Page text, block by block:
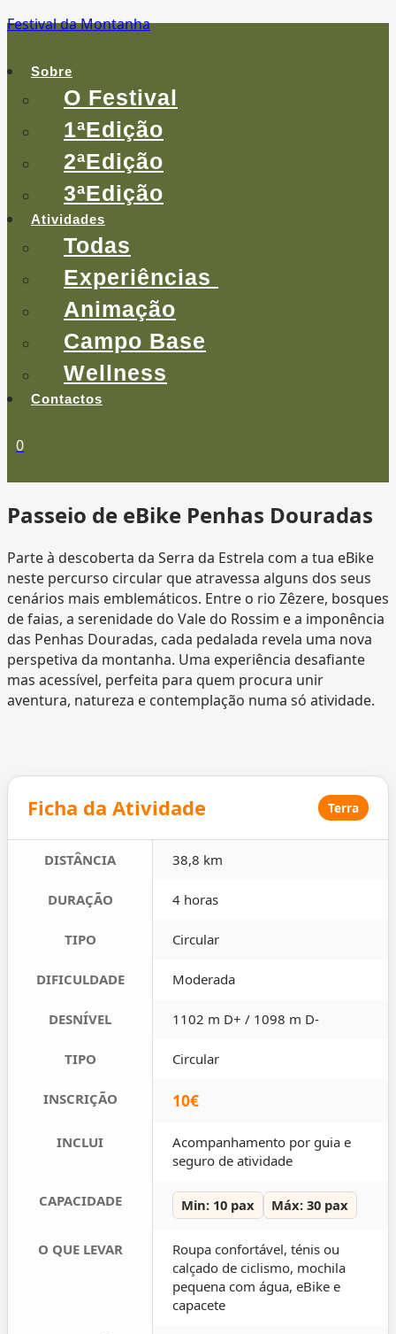
Festival da Montanha
MenuSobre
O Festival
1ªEdição
2ªEdição
3ªEdição
Atividades
Todas
Experiências
Animação
Campo Base
Wellness
Contactos
0
Passeio de eBike Penhas Douradas
Parte à descoberta da Serra da Estrela com a tua eBike
neste percurso circular que atravessa alguns dos seus
cenários mais emblemáticos. Entre o rio Zêzere, bosques
de faias, a serenidade do Vale do Rossim e a imponência
das Penhas Douradas, cada pedalada revela uma nova
perspetiva da montanha. Uma experiência desafiante
mas acessível, perfeita para quem procura unir
aventura, natureza e contemplação numa só atividade.
Ficha da Atividade Terra
DISTÂNCIA 38,8 km
DURAÇÃO 4 horas
TIPO Circular
DIFICULDADE Moderada
DESNÍVEL 1102 m D+ / 1098 m D-
TIPO Circular
INSCRIÇÃO 10€
INCLUI
Acompanhamento por guia e
seguro de atividade
CAPACIDADE Min: 10 pax Máx: 30 pax
O QUE LEVAR
Roupa confortável, ténis ou
calçado de ciclismo, mochila
pequena com água, eBike e
capacete